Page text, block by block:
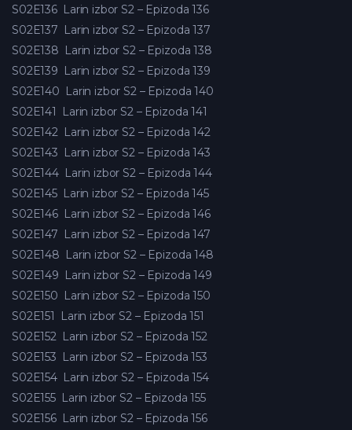
S02E136 Larin izbor S2 – Epizoda 136
S02E137 Larin izbor S2 – Epizoda 137
S02E138 Larin izbor S2 – Epizoda 138
S02E139 Larin izbor S2 – Epizoda 139
S02E140 Larin izbor S2 – Epizoda 140
S02E141
Larin izbor S2 – Epizoda 141
S02E142 Larin izbor S2 – Epizoda 142
S02E143 Larin izbor S2 – Epizoda 143
S02E144 Larin izbor S2 – Epizoda 144
S02E145 Larin izbor S2 – Epizoda 145
S02E146 Larin izbor S2 – Epizoda 146
S02E147 Larin izbor S2 – Epizoda 147
S02E148 Larin izbor S2 – Epizoda 148
S02E149 Larin izbor S2 – Epizoda 149
S02E150 Larin izbor S2 – Epizoda 150
S02E151
Larin izbor S2 – Epizoda 151
S02E152 Larin izbor S2 – Epizoda 152
S02E153 Larin izbor S2 – Epizoda 153
S02E154 Larin izbor S2 – Epizoda 154
S02E155 Larin izbor S2 – Epizoda 155
S02E156 Larin izbor S2 – Epizoda 156